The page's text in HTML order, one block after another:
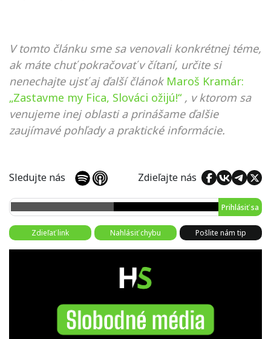
V tomto článku sme sa venovali konkrétnej téme,
ak máte chuť pokračovať v čítaní, určite si
nenechajte ujsť aj ďalší článok Maroš Kramár:
„Zastavme my Fica, Slováci ožijú!“ , v ktorom sa
venujeme inej oblasti a prinášame ďalšie
zaujímavé pohľady a praktické informácie.
Sledujte nás Zdieľajte nás
Prihlásiť sa
Zdieľať link Nahlásiť chybu Pošlite nám tip